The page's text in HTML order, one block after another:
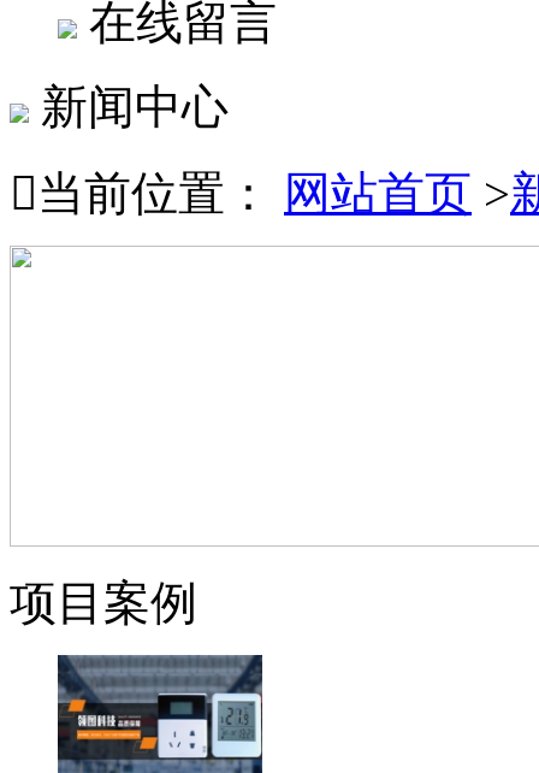
在线留言
新闻中心
当前位置： 网站首页 >
项目案例